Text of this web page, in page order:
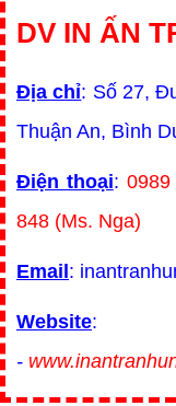
DV IN ẤN
Địa chỉ: Số 27,
Thuận An, Bình
Điện thoại:
848 (Ms. Nga)
Email :
Website
-